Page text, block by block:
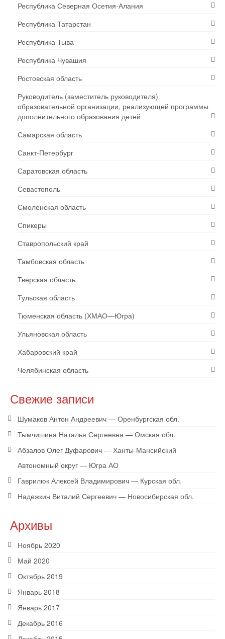
Республика Северная Осетия-Алания
Республика Татарстан
Республика Тыва
Республика Чувашия
Ростовская область
Руководитель (заместитель руководителя)
образовательной организации, реализующей программы
дополнительного образования детей
Самарская область
Санкт-Петербург
Саратовская область
Севастополь
Смоленская область
Спикеры
Ставропольский край
Тамбовская область
Тверская область
Тульская область
Тюменская область (ХМАО—Югра)
Ульяновская область
Хабаровский край
Челябинская область
Свежие записи
Шумаков Антон Андреевич — Оренбургская обл.
Тымчишина Наталья Сергеевна — Омская обл.
Абзалов Олег Дуфарович — Ханты-Мансийский
Автономный округ — Югра АО
Гаврилюк Алексей Владимирович — Курская обл.
Надежкин Виталий Сергеевич — Новосибирская обл.
Архивы
Ноябрь 2020
Май 2020
Октябрь 2019
Январь 2018
Январь 2017
Декабрь 2016